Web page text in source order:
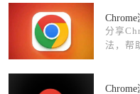
分享
法，帮